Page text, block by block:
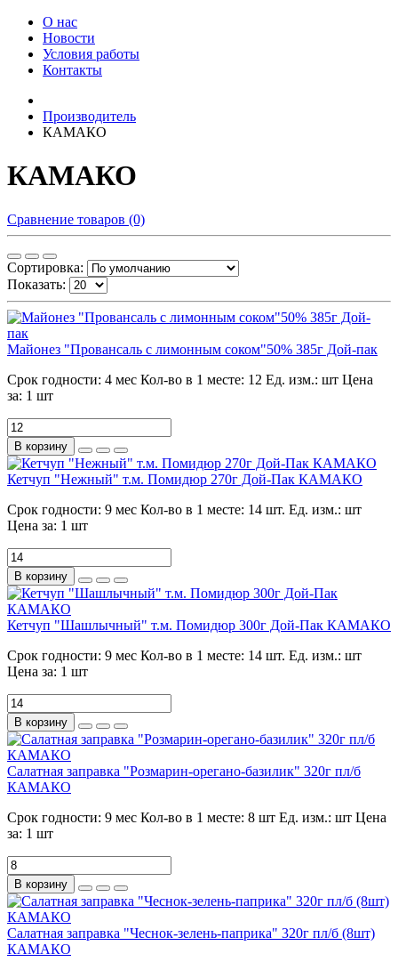
О нас
Новости
Условия работы
Контакты
Производитель
КАМАКО
КАМАКО
Сравнение товаров (0)
Сортировка:
Показать:
Майонез "Провансаль с лимонным соком"50% 385г Дой-пак
Срок годности: 4 мес Кол-во в 1 месте: 12 Ед. изм.: шт Цена
за: 1 шт
В корзину
Кетчуп "Нежный" т.м. Помидюр 270г Дой-Пак КАМАКО
Срок годности: 9 мес Кол-во в 1 месте: 14 шт. Ед. изм.: шт
Цена за: 1 шт
В корзину
Кетчуп "Шашлычный" т.м. Помидюр 300г Дой-Пак КАМАКО
Срок годности: 9 мес Кол-во в 1 месте: 14 шт. Ед. изм.: шт
Цена за: 1 шт
В корзину
Салатная заправка "Розмарин-орегано-базилик" 320г пл/б
КАМАКО
Срок годности: 9 мес Кол-во в 1 месте: 8 шт Ед. изм.: шт Цена
за: 1 шт
В корзину
Салатная заправка "Чеснок-зелень-паприка" 320г пл/б (8шт)
КАМАКО